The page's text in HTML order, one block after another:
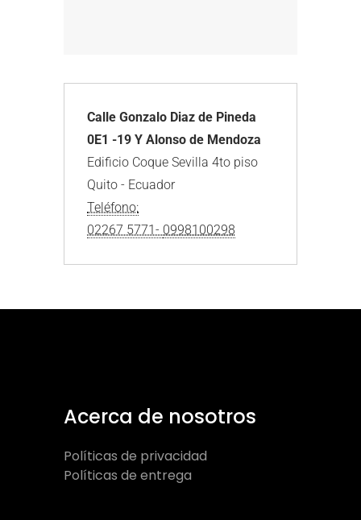
Calle Gonzalo Diaz de Pineda
0E1 -19 Y Alonso de Mendoza
Edificio Coque Sevilla 4to piso
Teléfono:
02267 5771- 0998100298
Acerca de nosotros
Políticas de privacidad
Políticas de entrega